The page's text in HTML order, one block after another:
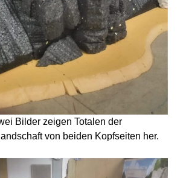
Bilder zeigen Totalen der
von beiden Kopfseiten her.